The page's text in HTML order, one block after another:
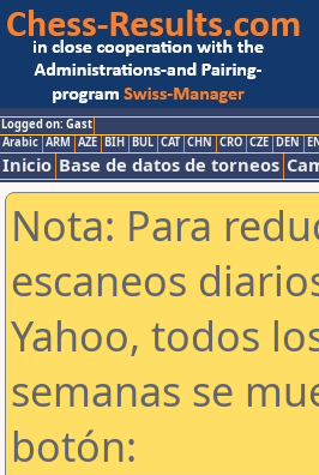
Logged on: Gast
Arabic ARM AZE BIH BUL CAT CHN CRO CZE DEN
Inicio Base de datos de torneos
Nota: Para
escaneos
Yahoo, todos
semanas se
botón: